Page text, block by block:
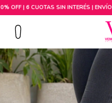
Comprar por talle